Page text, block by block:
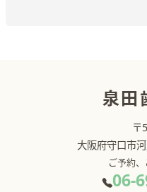
泉田
〒
大阪府守口市
ご予約
06-